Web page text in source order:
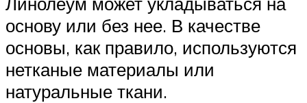
основу или без нее. В качестве
основы, как правило, используются
нетканые материалы или
натуральные ткани.